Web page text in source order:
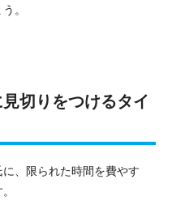
。
切りをつけるタイ
、限られた時間を費やす